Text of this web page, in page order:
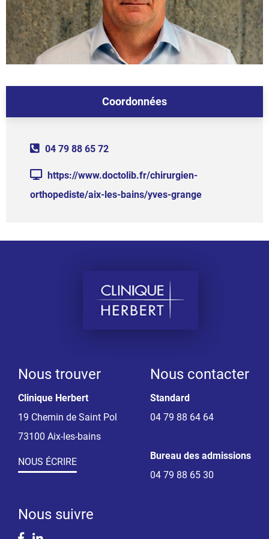
Coordonnées
04 79 88 65 72
https://www.doctolib.fr/chirurgien-
orthopediste/aix-les-bains/yves-grange
Nous trouver
Clinique Herbert
19 Chemin de Saint Pol
73100 Aix-les-bains
NOUS ÉCRIRE
Nous contacter
Standard
04 79 88 64 64
Bureau des admissions
04 79 88 65 30
Nous suivre